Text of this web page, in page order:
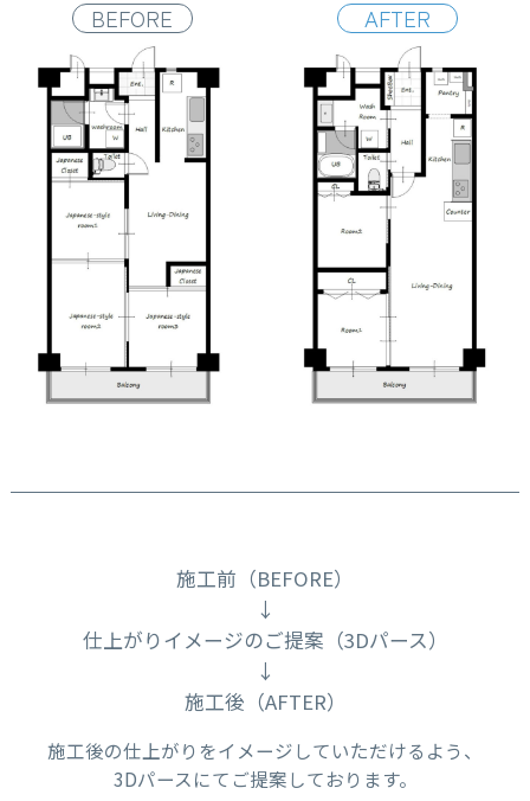
BEFORE AFTER
施工前（BEFORE）
仕上がりイメージのご提案（3Dパース）
施工後（AFTER）
施工後の仕上がりをイメージしていただけるよう、
3Dパースにてご提案しております。